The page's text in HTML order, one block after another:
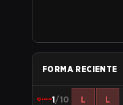
FORMA RECIENTE
1/10 L L